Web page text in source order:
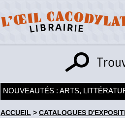
NOUVEAUTÉS : ARTS,
ACCUEIL > CATALOGUES